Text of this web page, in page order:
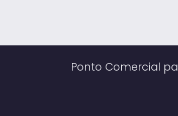
Ponto Comercial